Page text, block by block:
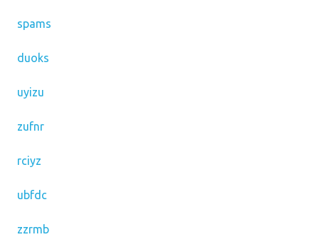
spams
duoks
uyizu
zufnr
rciyz
ubfdc
zzrmb